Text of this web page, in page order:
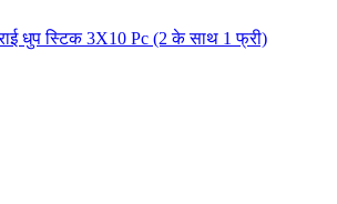
धुप स्टिक 3X10 Pc (2 के साथ 1 फ्री)